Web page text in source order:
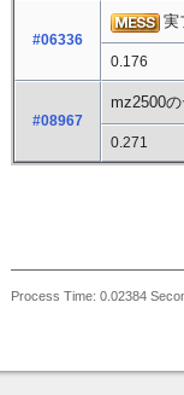
#06336
実
0.176
#08967
mz2500
0.271
Process Time: 0.02384